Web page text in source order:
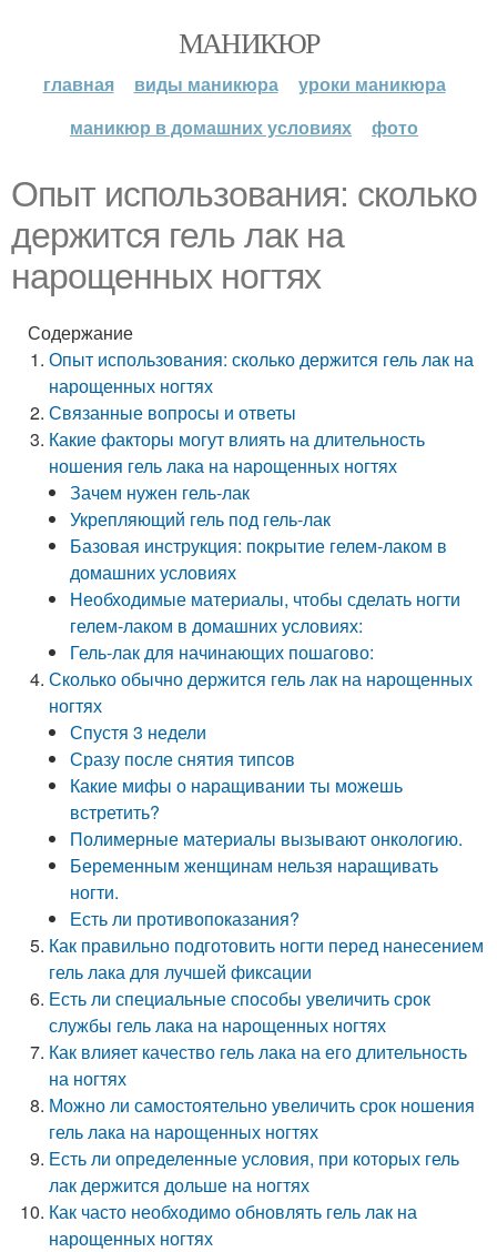
МАНИКЮР
главная виды маникюра
уроки маникюра
маникюр в домашних условиях
фото
Опыт использования: сколько
держится гель лак на
нарощенных ногтях
Содержание
Опыт использования: сколько держится гель лак на
нарощенных ногтях
Связанные вопросы и ответы
Какие факторы могут влиять на длительность
ношения гель лака на нарощенных ногтях
Зачем нужен гель-лак
Укрепляющий гель под гель-лак
Базовая инструкция: покрытие гелем-лаком в
домашних условиях
Необходимые материалы, чтобы сделать ногти
гелем-лаком в домашних условиях:
Гель-лак для начинающих пошагово:
Сколько обычно держится гель лак на нарощенных
ногтях
Спустя 3 недели
Сразу после снятия типсов
Какие мифы о наращивании ты можешь
встретить?
Полимерные материалы вызывают онкологию.
Беременным женщинам нельзя наращивать
ногти.
Есть ли противопоказания?
Как правильно подготовить ногти перед нанесением
гель лака для лучшей фиксации
Есть ли специальные способы увеличить срок
службы гель лака на нарощенных ногтях
Как влияет качество гель лака на его длительность
на ногтях
Можно ли самостоятельно увеличить срок ношения
гель лака на нарощенных ногтях
Есть ли определенные условия, при которых гель
лак держится дольше на ногтях
Как часто необходимо обновлять гель лак на
нарощенных ногтях